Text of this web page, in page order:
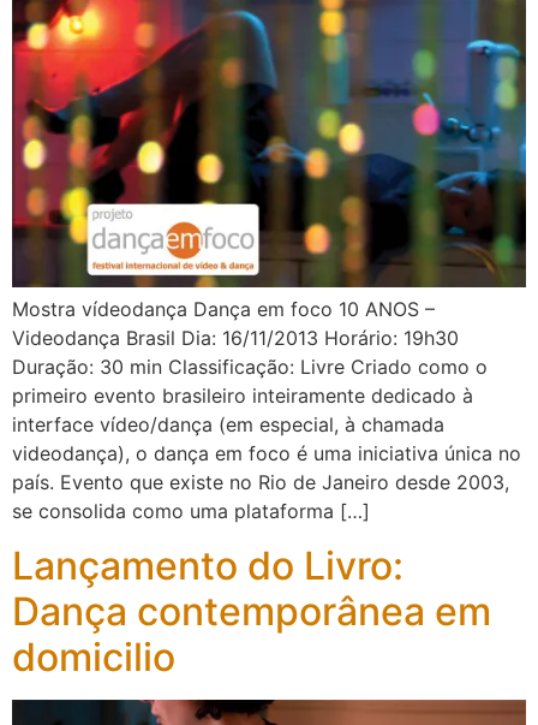
Mostra vídeodança Dança em foco 10 ANOS –
Videodança Brasil Dia: 16/11/2013 Horário: 19h30
Duração: 30 min Classificação: Livre Criado como o
primeiro evento brasileiro inteiramente dedicado à
interface vídeo/dança (em especial, à chamada
videodança), o dança em foco é uma iniciativa única no
país. Evento que existe no Rio de Janeiro desde 2003,
se consolida como uma plataforma […]
Lançamento do Livro:
Dança contemporânea em
domicilio